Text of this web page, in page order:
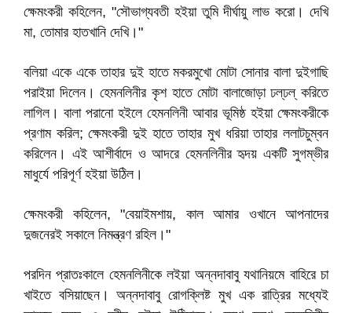
ক্ষেমংকরী কহিলেন, "সৌভাগ্যবতী হইয়া তুমি দীর্ঘায়ু লাভ করো। দেখি
মা, তোমার হাতখানি দেখি।"
বলিয়া একে একে তাহার দুই হাতে মকরমুখো মোটা সোনার বালা দুইগাছি
পরাইয়া দিলেন। হেমনলিনীর কৃশ হাতে মোটা বালাজোড়া ঢল্‌ঢল্‌ করিতে
লাগিল। বালা পরানো হইলে হেমনলিনী আবার ভূমিষ্ঠ হইয়া ক্ষেমংকরীকে
প্রণাম করিল; ক্ষেমংকরী দুই হাতে তাহার মুখ ধরিয়া তাহার ললাটচুম্বন
করিলেন। এই আশীর্বাদে ও আদরে হেমনলিনীর হৃদয় একটি সুগম্ভীর
মাধুর্যে পরিপূর্ণ হইয়া উঠিল।
ক্ষেমংকরী কহিলেন, "বেয়াইমশায়, কাল আমার ওখানে আপনাদের
দুজনেরই সকালে নিমন্ত্রণ রহিল।"
পরদিন প্রাতঃকালে হেমনলিনীকে লইয়া অন্নদাবাবু যথানিয়মে বাহিরে চা
খাইতে বসিয়াছেন। অন্নদাবাবু রোগক্লিষ্ট মুখ এক রাত্রির মধ্যেই